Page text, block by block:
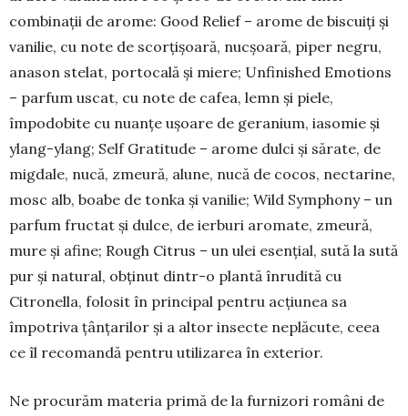
combinații de arome: Good Relief – arome de biscuiți și
vanilie, cu note de scorțișoară, nucșoară, piper negru,
anason stelat, portocală și miere; Unfinished Emotions
– parfum uscat, cu note de cafea, lemn și piele,
împodobite cu nuanțe uşoare de geranium, iasomie și
ylang-ylang; Self Gratitude – arome dulci și sărate, de
migdale, nucă, zmeură, alune, nucă de cocos, nectarine,
mosc alb, boabe de tonka și vanilie; Wild Symphony – un
parfum fructat și dulce, de ierburi aromate, zmeură,
mure și afine; Rough Citrus – un ulei esențial, sută la sută
pur și natural, obținut dintr-o plantă înrudită cu
Citronella, folosit în principal pentru acțiunea sa
împotriva țânțarilor și a altor insecte neplăcute, ceea
ce îl recomandă pentru utilizarea în exterior.
Ne procurăm materia primă de la furnizori români de